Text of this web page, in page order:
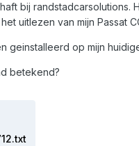
bij
uitlezen van mijn Passat
geinstalleerd op mijn
betekend?